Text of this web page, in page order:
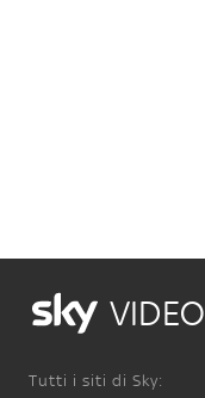
VIDEO
Tutti i siti di Sky: